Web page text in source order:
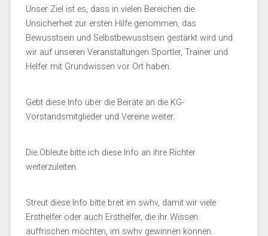
Unser Ziel ist es, dass in vielen Bereichen die
Unsicherheit zur ersten Hilfe genommen, das
Bewusstsein und Selbstbewusstsein gestärkt wird und
wir auf unseren Veranstaltungen Sportler, Trainer und
Helfer mit Grundwissen vor Ort haben.
Gebt diese Info über die Beiräte an die KG-
Vorstandsmitglieder und Vereine weiter.
Die Obleute bitte ich diese Info an ihre Richter
weiterzuleiten.
Streut diese Info bitte breit im swhv, damit wir viele
Ersthelfer oder auch Ersthelfer, die ihr Wissen
auffrischen möchten, im swhv gewinnen können.